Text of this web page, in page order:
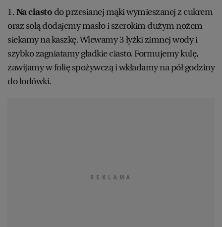
1.Na ciasto do przesianej mąki wymieszanej z cukrem
oraz solą dodajemy masło i szerokim dużym nożem
siekamy na kaszkę. Wlewamy 3 łyżki zimnej wody i
szybko zagniatamy gładkie ciasto. Formujemy kulę,
zawijamy w folię spożywczą i wkładamy na pół godziny
do lodówki.